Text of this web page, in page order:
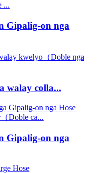
Gipalig-on nga
walay colla...
Gipalig-on nga